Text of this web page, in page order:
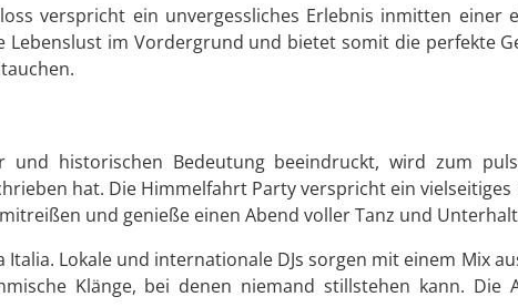
verspricht ein unvergessliches Erlebnis inmitten einer
im Vordergrund und bietet somit die perfekte
und historischen Bedeutung beeindruckt, wird zum
hat. Die Himmelfahrt Party verspricht ein
und genieße einen Abend voller Tanz und
Lokale und internationale DJs sorgen mit einem Mix
Klänge, bei denen niemand stillstehen kann. Die